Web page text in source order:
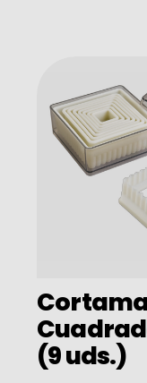
(9 uds.)